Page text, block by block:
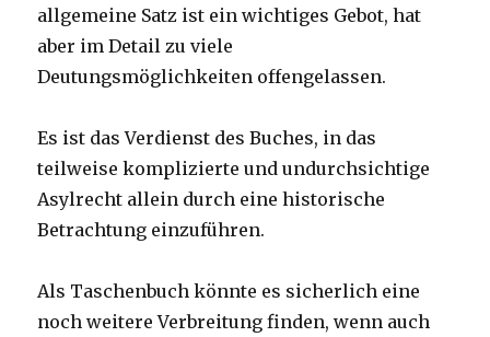
allgemeine Satz ist ein wichtiges Gebot, hat
aber im Detail zu viele
Deutungsmöglichkeiten offengelassen.
Es ist das Verdienst des Buches, in das
teilweise komplizierte und undurchsichtige
Asylrecht allein durch eine historische
Betrachtung einzuführen.
Als Taschenbuch könnte es sicherlich eine
noch weitere Verbreitung finden, wenn auch